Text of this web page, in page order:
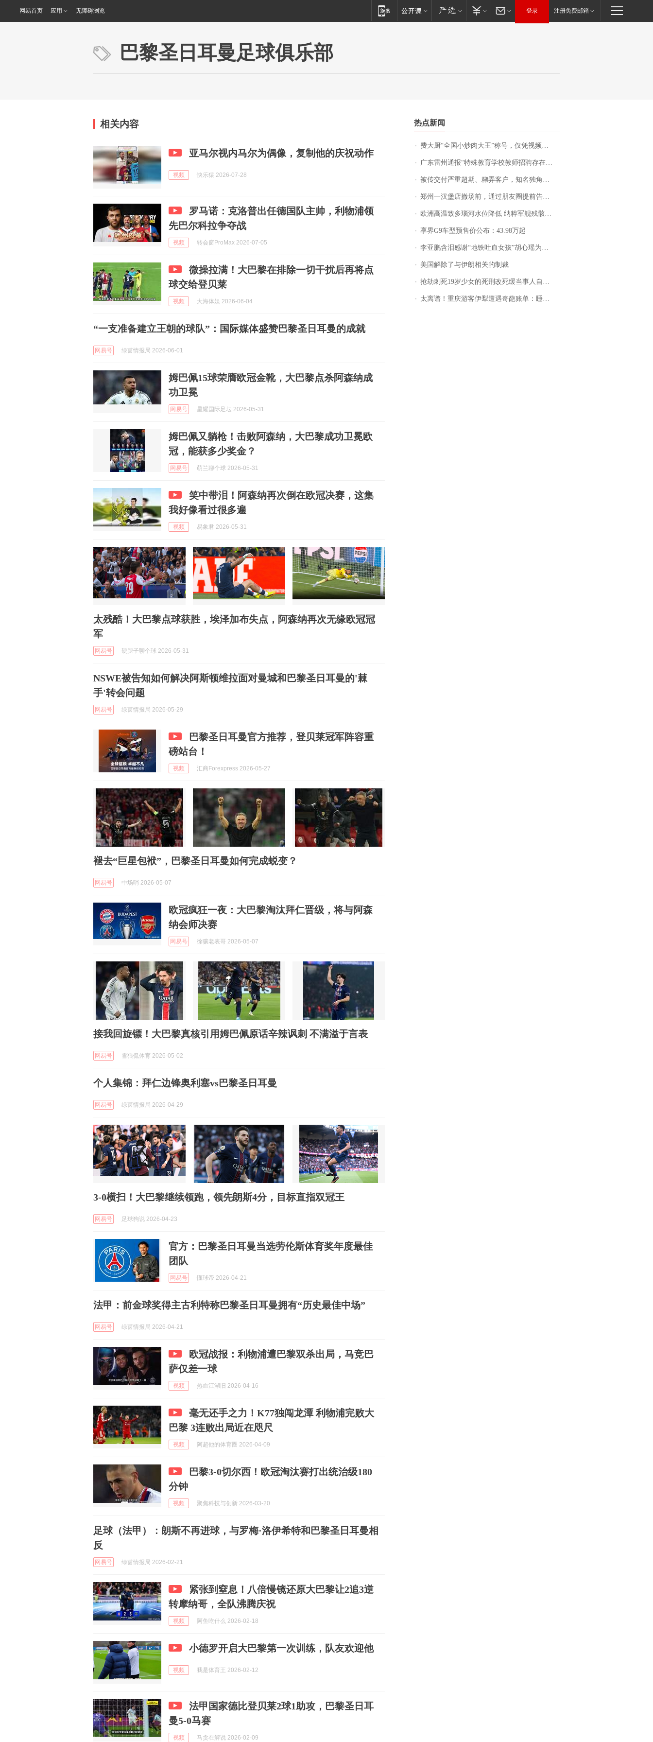
网易首页 应用 无障碍浏览 登录 注册免费邮箱
巴黎圣日耳曼足球俱乐部
相关内容
亚马尔视内马尔为偶像，复制他的庆祝动作
视频 快乐猿 2026-07-28
罗马诺：克洛普出任德国队主帅，利物浦领
先巴尔科拉争夺战
视频 转会窗ProMax 2026-07-05
微操拉满！大巴黎在排除一切干扰后再将点
球交给登贝莱
视频 大海体娱 2026-06-04
“一支准备建立王朝的球队”：国际媒体盛赞巴黎圣日耳曼的成就
网易号 绿茵情报局 2026-06-01
姆巴佩15球荣膺欧冠金靴，大巴黎点杀阿森纳成
功卫冕
网易号 星耀国际足坛 2026-05-31
姆巴佩又躺枪！击败阿森纳，大巴黎成功卫冕欧
冠，能获多少奖金？
网易号 萌兰聊个球 2026-05-31
笑中带泪！阿森纳再次倒在欧冠决赛，这集
我好像看过很多遍
视频 易象君 2026-05-31
太残酷！大巴黎点球获胜，埃泽加布失点，阿森纳再次无缘欧冠冠
军
网易号 硬腿子聊个球 2026-05-31
NSWE被告知如何解决阿斯顿维拉面对曼城和巴黎圣日耳曼的'棘
手'转会问题
网易号 绿茵情报局 2026-05-29
巴黎圣日耳曼官方推荐，登贝莱冠军阵容重
磅站台！
视频 汇商Forexpress 2026-05-27
褪去“巨星包袱”，巴黎圣日耳曼如何完成蜕变？
网易号 中场哨 2026-05-07
欧冠疯狂一夜：大巴黎淘汰拜仁晋级，将与阿森
纳会师决赛
网易号 徐骧老表哥 2026-05-07
接我回旋镖！大巴黎真核引用姆巴佩原话辛辣讽刺 不满溢于言表
网易号 雪狼侃体育 2026-05-02
个人集锦：拜仁边锋奥利塞vs巴黎圣日耳曼
网易号 绿茵情报局 2026-04-29
3-0横扫！大巴黎继续领跑，领先朗斯4分，目标直指双冠王
网易号 足球狗说 2026-04-23
官方：巴黎圣日耳曼当选劳伦斯体育奖年度最佳
团队
网易号 懂球帝 2026-04-21
法甲：前金球奖得主古利特称巴黎圣日耳曼拥有“历史最佳中场”
网易号 绿茵情报局 2026-04-21
欧冠战报：利物浦遭巴黎双杀出局，马竞巴
萨仅差一球
视频 热血江湖旧 2026-04-16
毫无还手之力！K77独闯龙潭 利物浦完败大
巴黎 3连败出局近在咫尺
视频 阿超他的体育圈 2026-04-09
巴黎3-0切尔西！欧冠淘汰赛打出统治级180
分钟
视频 聚焦科技与创新 2026-03-20
足球（法甲）：朗斯不再进球，与罗梅·洛伊希特和巴黎圣日耳曼相
反
网易号 绿茵情报局 2026-02-21
紧张到窒息！八倍慢镜还原大巴黎让2追3逆
转摩纳哥，全队沸腾庆祝
视频 阿鱼吃什么 2026-02-18
小德罗开启大巴黎第一次训练，队友欢迎他
视频 我是体育王 2026-02-12
法甲国家德比登贝莱2球1助攻，巴黎圣日耳
曼5-0马赛
视频 马贪在解说 2026-02-09
热点新闻
费大厨“全国小炒肉大王”称号，仅凭视频评出？中国烹饪协会回应
广东雷州通报“特殊教育学校教师招聘存在违规行为”：已启动问责程序 副校长被停职
被传交付严重超期、糊弄客户，知名独角兽车企创始人回应：都没证据，将依法采取措施，“本人长期与美国交管局保持沟通，对方表示肯定”
郑州一汉堡店撤场前，通过朋友圈提前告知逐一退费，有顾客仅剩1元也全被退回，分文不少；顾客：言而有信，让人感动
欧洲高温致多瑙河水位降低 纳粹军舰残骸重见天日
享界G9车型预售价公布：43.98万起
李亚鹏含泪感谢“地铁吐血女孩”胡心瑶为嫣然天使捐99999元：这份捐赠太沉重，尊重其捐赠意愿，个人向胡心瑶和她的病友之家各捐赠99999元
美国解除了与伊朗相关的制裁
抢劫刺死19岁少女的死刑改死缓当事人自述：出狱11年间始终刻意躲避被害人家属
太离谱！重庆游客伊犁遭遇奇葩账单：睡自己车里，被酒店收了150元“住宿费”